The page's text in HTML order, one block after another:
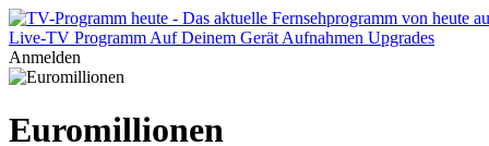
Live-TV Programm Auf Deinem Gerät Aufnahmen Upgrades
Anmelden
Euromillionen